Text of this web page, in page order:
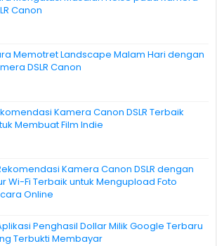
Canon
Memotret Landscape Malam Hari dengan
DSLR Canon
Kamera Canon DSLR Terbaik
Membuat Film Indie
Kamera Canon DSLR dengan
Wi-Fi Terbaik untuk Mengupload Foto
Online
Penghasil Dollar Milik Google Terbaru
Terbukti Membayar